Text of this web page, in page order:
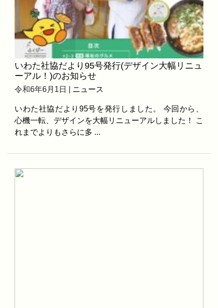
いわた社協だより95号発行(デザイン大幅リニュ
ーアル！)のお知らせ
令和6年6月1日 | ニュース
いわた社協だより95号を発行しました。 今回から、
心機一転、デザインを大幅リニューアルしました！ こ
れまでよりもさらに多 ...